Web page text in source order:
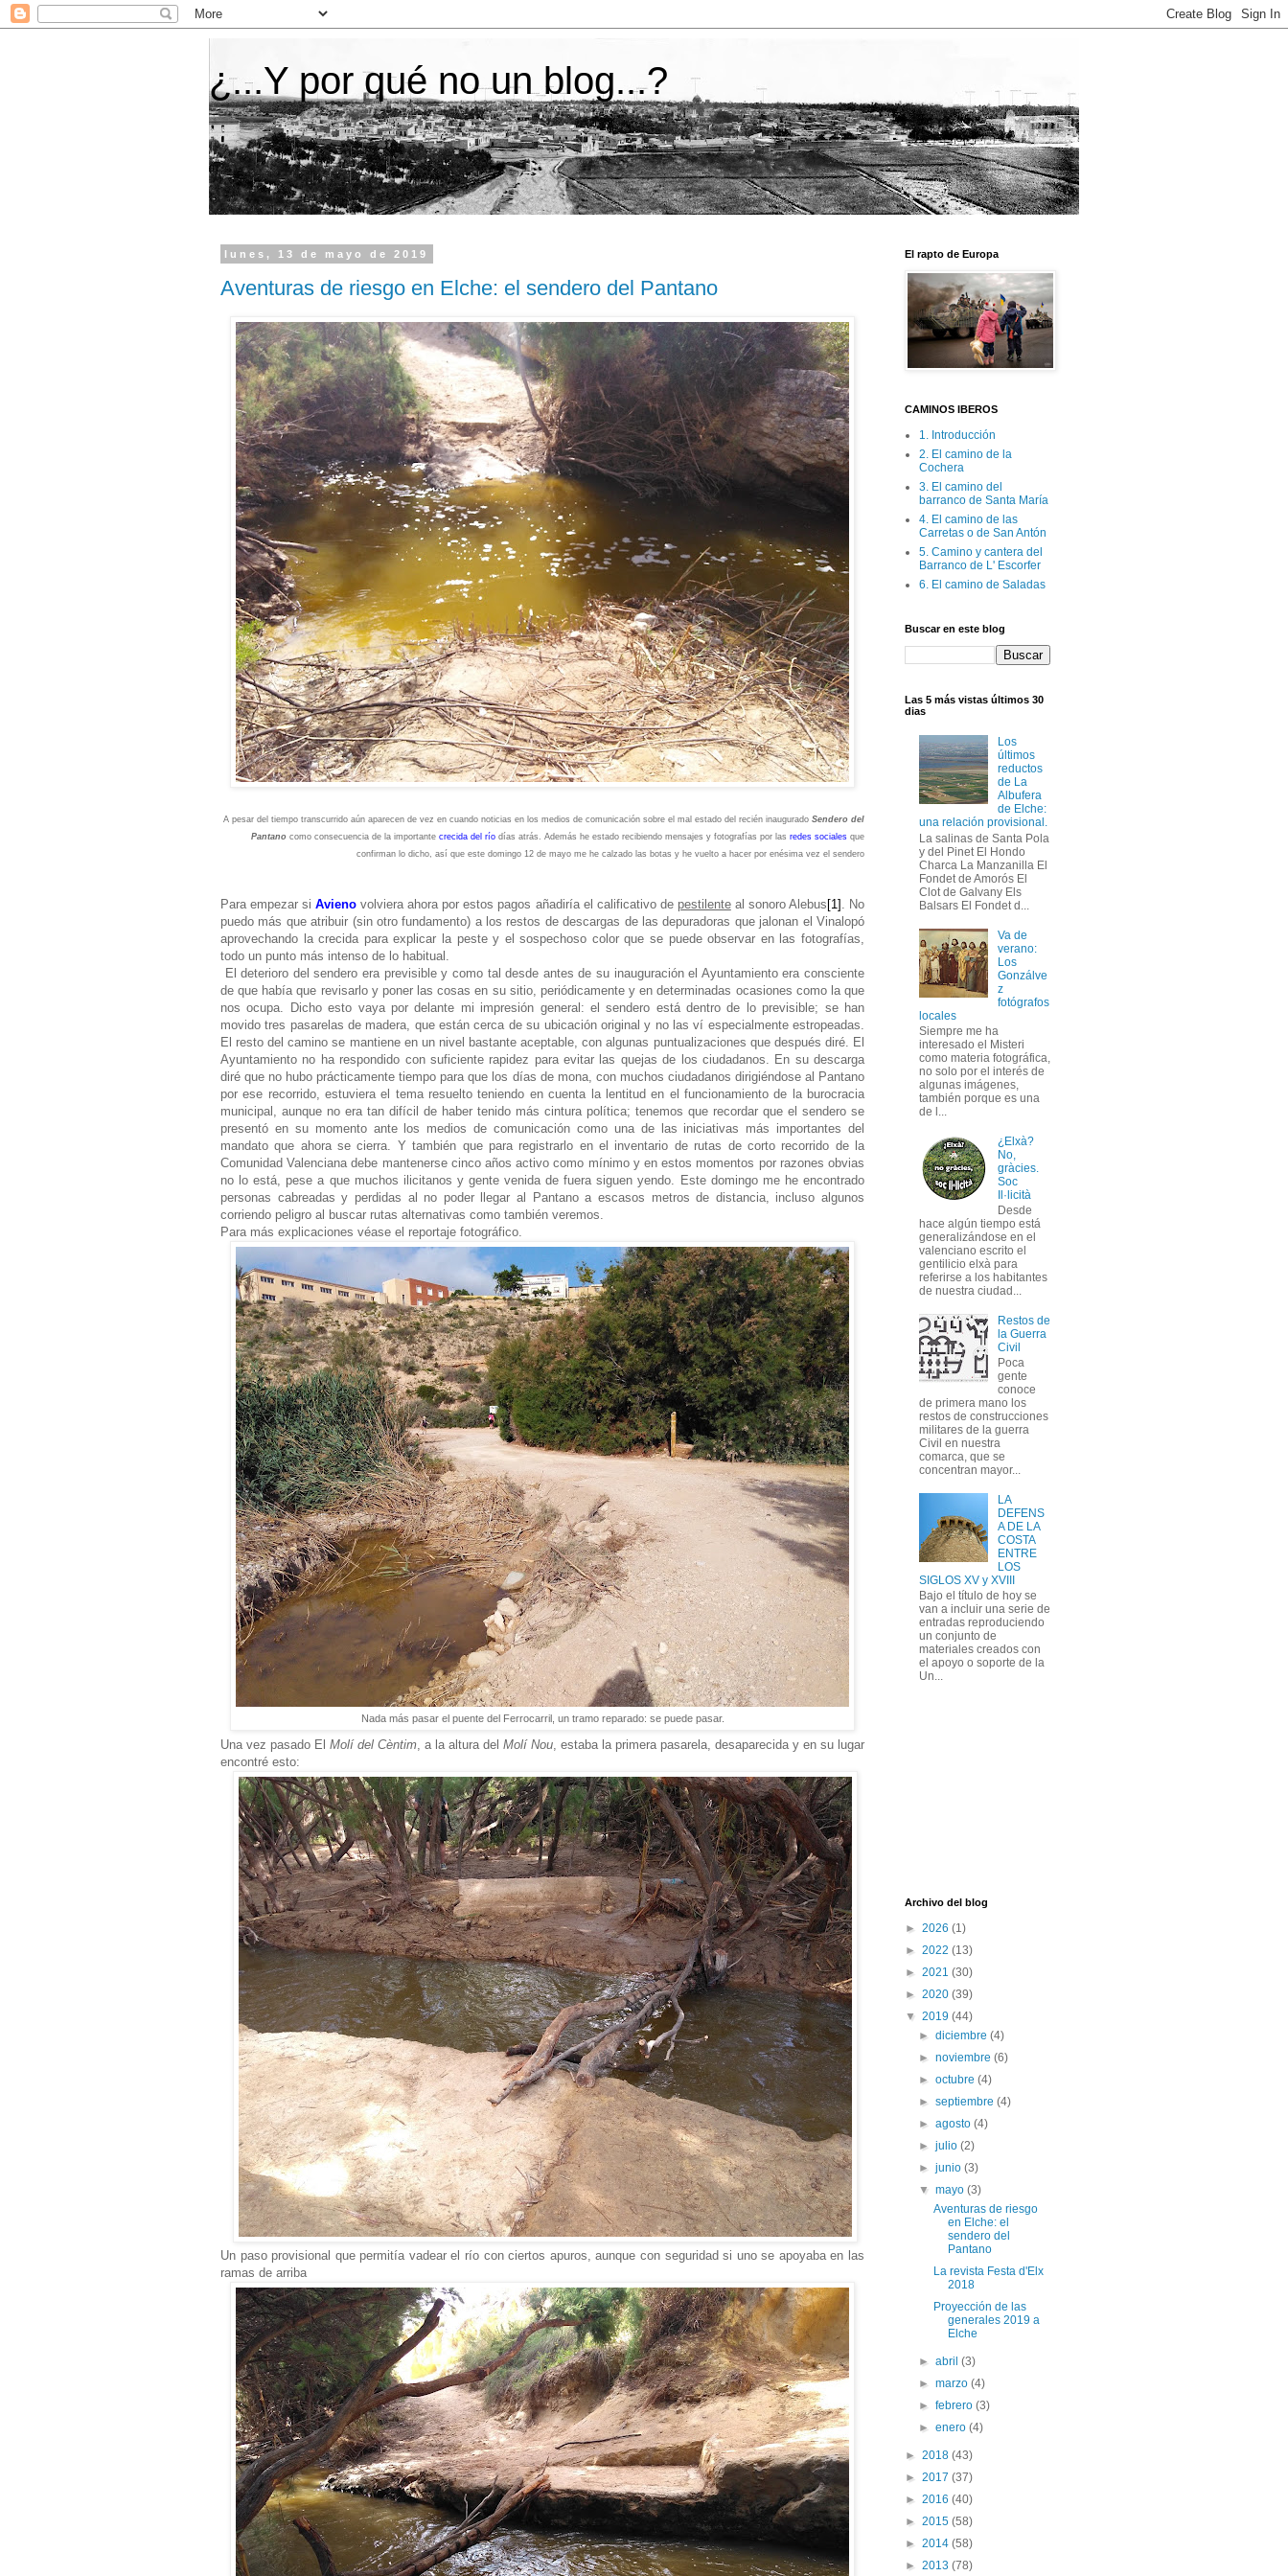
¿...Y por qué no un blog...?
lunes, 13 de mayo de 2019
Aventuras de riesgo en Elche: el sendero del Pantano
A pesar del tiempo transcurrido aún aparecen de vez en cuando noticias en los medios de comunicación sobre el mal estado del recién inaugurado Sendero del
Pantano como consecuencia de la importante crecida del río días atrás. Además he estado recibiendo mensajes y fotografías por las redes sociales que
confirman lo dicho, así que este domingo 12 de mayo me he calzado las botas y he vuelto a hacer por enésima vez el sendero
Para empezar siAvieno volviera ahora por estos pagos añadiría el calificativo de pestilenteal sonoro Alebus[1] . No
puedo más que atribuir (sin otro fundamento) a los restos de descargas de las depuradoras que jalonan el Vinalopó
aprovechando la crecida para explicar la peste y el sospechoso color que se puede observar en las fotografías,
todo un punto más intenso de lo habitual
El deterioro del sendero era previsible y como tal desde antes de su inauguración el Ayuntamiento era consciente
de que había que revisarlo y poner las cosas en su sitio, periódicamente y en determinadas ocasiones como la que
nos ocupa. Dicho esto vaya por delante mi impresión general: el sendero está dentro de lo previsible; se han
movido tres pasarelas de madera, que están cerca de su ubicación original y no las ví especialmente estropeadas.
El resto del camino se mantiene en un nivel bastante aceptable, con algunas puntualizaciones que después diré. El
Ayuntamiento no ha respondido con suficiente rapidez para evitar las quejas de los ciudadanos. En su descarga
diré que no hubo prácticamente tiempo para que los días de mona, con muchos ciudadanos dirigiéndose al Pantano
por ese recorrido, estuviera el tema resuelto teniendo en cuenta la lentitud en el funcionamiento de la burocracia
municipal, aunque no era tan difícil de haber tenido más cintura política; tenemos que recordar que el sendero se
presentó en su momento ante los medios de comunicación como una de las iniciativas más importantes del
mandato que ahora se cierra. Y también que para registrarlo en el inventario de rutas de corto recorrido de la
Comunidad Valenciana debe mantenerse cinco años activo como mínimo y en estos momentos por razones obvias
no lo está, pese a que muchos ilicitanos y gente venida de fuera siguen yendo. Este domingo me he encontrado
personas cabreadas y perdidas al no poder llegar al Pantano a escasos metros de distancia, incluso algunos
corriendo peligro al buscar rutas alternativas como también veremos.
Para más explicaciones véase el reportaje fotográfico.
Nada más pasar el puente del Ferrocarril, un tramo reparado: se puede pasar.
Una vez pasado El Molí del Cèntim, a la altura del Molí Nou, estaba la primera pasarela, desaparecida y en su lugar
encontré esto:
Un paso provisional que permitía vadear el río con ciertos apuros, aunque con seguridad si uno se apoyaba en las
ramas de arriba
El rapto de Europa
CAMINOS IBEROS
1. Introducción
2. El camino de la
Cochera
3. El camino del
barranco de Santa María
4. El camino de las
Carretas o de San Antón
5. Camino y cantera del
Barranco de L' Escorfer
6. El camino de Saladas
Buscar en este blog
Las 5 más vistas últimos 30
dias
Los
últimos
reductos
de La
Albufera
de Elche:
una relación provisional.
La salinas de Santa Pola
y del Pinet El Hondo
Charca La Manzanilla El
Fondet de Amorós El
Clot de Galvany Els
Balsars El Fondet d...
Va de
verano:
Los
Gonzálve
z
fotógrafos
locales
Siempre me ha
interesado el Misteri
como materia fotográfica,
no solo por el interés de
algunas imágenes,
también porque es una
de l...
¿Elxà?
No,
gràcies.
Soc
Il·licità
Desde
hace algún tiempo está
generalizándose en el
valenciano escrito el
gentilicio elxà para
referirse a los habitantes
de nuestra ciudad...
Restos de
la Guerra
Civil
Poca
gente
conoce
de primera mano los
restos de construcciones
militares de la guerra
Civil en nuestra
comarca, que se
concentran mayor...
LA
DEFENS
A DE LA
COSTA
ENTRE
LOS
SIGLOS XV y XVIII
Bajo el título de hoy se
van a incluir una serie de
entradas reproduciendo
un conjunto de
materiales creados con
el apoyo o soporte de la
Un...
Archivo del blog
► 2026 (1)
► 2022 (13)
► 2021 (30)
► 2020 (39)
▼ 2019 (44)
►diciembre(4)
►noviembre(6)
►octubre(4)
►septiembre(4)
►agosto(4)
►julio(2)
►junio(3)
▼mayo(3)
Aventuras de riesgo
en Elche: el
sendero del
Pantano
La revista Festa d'Elx
2018
Proyección de las
generales 2019 a
Elche
►abril(3)
►marzo(4)
►febrero(3)
►enero(4)
► 2018 (43)
► 2017 (37)
► 2016 (40)
► 2015 (58)
► 2014 (58)
► 2013 (78)